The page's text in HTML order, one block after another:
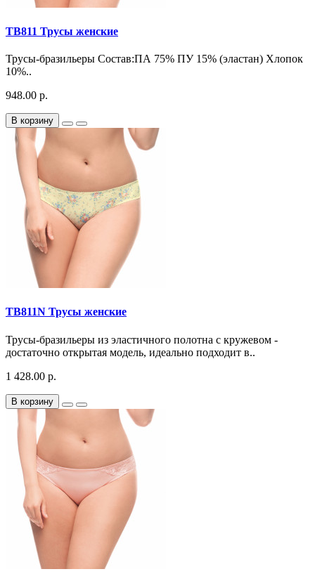
TB811 Трусы женские
Трусы-бразильеры Состав:ПА 75% ПУ 15% (эластан) Хлопок
10%..
948.00 р.
В корзину
TB811N Трусы женские
Трусы-бразильеры из эластичного полотна с кружевом -
достаточно открытая модель, идеально подходит в..
1 428.00 р.
В корзину